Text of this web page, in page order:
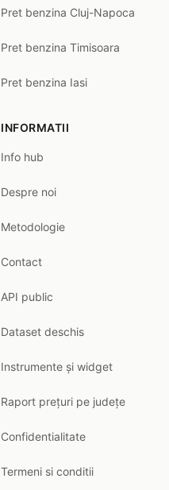
Pret benzina Cluj-Napoca
Pret benzina Timisoara
Pret benzina Iasi
INFORMATII
Info hub
Despre noi
Metodologie
Contact
API public
Dataset deschis
Instrumente și widget
Raport prețuri pe județe
Confidentialitate
Termeni si conditii